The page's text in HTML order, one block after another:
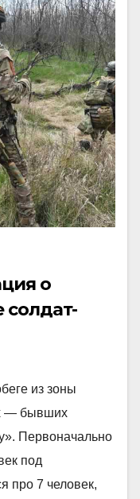
о
солдат-
из зоны
— бывших
Первоначально
под
про 7 человек,